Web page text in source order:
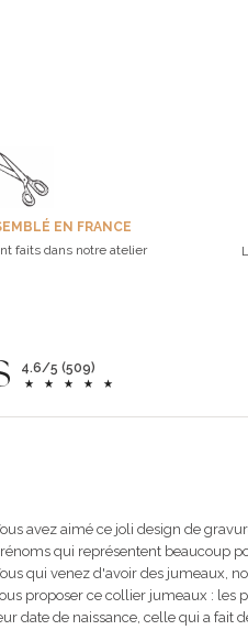
EN FRANCE
faits dans notre atelier
4.6/5 (509)
avez aimé ce joli design de
qui représentent beaucoup
qui venez d'avoir des jumeaux,
proposer ce collier jumeaux : les
date de naissance, celle qui a fait